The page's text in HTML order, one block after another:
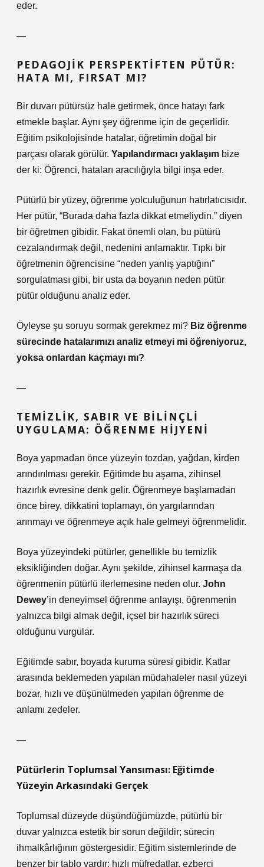
eder.
—
PEDAGOJIK PERSPEKTIFTEN PÜTÜR:
HATA MI, FIRSAT MI?
Bir duvarı pütürsüz hale getirmek, önce hatayı fark
etmekle başlar. Aynı şey öğrenme için de geçerlidir.
Eğitim psikolojisinde hatalar, öğretimin doğal bir
parçası olarak görülür. Yapılandırmacı yaklaşım bize
der ki: Öğrenci, hataları aracılığıyla bilgi inşa eder.
Pütürlü bir yüzey, öğrenme yolculuğunun hatırlatıcısıdır.
Her pütür, “Burada daha fazla dikkat etmeliydin.” diyen
bir öğretmen gibidir. Fakat önemli olan, bu pütürü
cezalandırmak değil, nedenini anlamaktır. Tıpkı bir
öğretmenin öğrencisine “neden yanlış yaptığını”
sorgulatması gibi, bir usta da boyanın neden pütür
pütür olduğunu analiz eder.
Öyleyse şu soruyu sormak gerekmez mi? Biz öğrenme
sürecinde hatalarımızı analiz etmeyi mi öğreniyoruz,
yoksa onlardan kaçmayı mı?
—
TEMIZLIK, SABIR VE BILINÇLI
UYGULAMA: ÖĞRENME HIJYENI
Boya yapmadan önce yüzeyin tozdan, yağdan, kirden
arındırılması gerekir. Eğitimde bu aşama, zihinsel
hazırlık evresine denk gelir. Öğrenmeye başlamadan
önce birey, dikkatini toplamayı, ön yargılarından
arınmayı ve öğrenmeye açık hale gelmeyi öğrenmelidir.
Boya yüzeyindeki pütürler, genellikle bu temizlik
eksikliğinden doğar. Aynı şekilde, zihinsel karmaşa da
öğrenmenin pütürlü ilerlemesine neden olur. John
Dewey’in deneyimsel öğrenme anlayışı, öğrenmenin
yalnızca bilgi almak değil, içsel bir hazırlık süreci
olduğunu vurgular.
Eğitimde sabır, boyada kuruma süresi gibidir. Katlar
arasında beklemeden yapılan müdahaleler nasıl yüzeyi
bozar, hızlı ve düşünülmeden yapılan öğrenme de
anlamı zedeler.
—
Pütürlerin Toplumsal Yansıması: Eğitimde
Yüzeyin Arkasındaki Gerçek
Toplumsal düzeyde düşündüğümüzde, pütürlü bir
duvar yalnızca estetik bir sorun değildir; sürecin
ihmalkârlığının göstergesidir. Eğitim sistemlerinde de
benzer bir tablo vardır: hızlı müfredatlar, ezberci